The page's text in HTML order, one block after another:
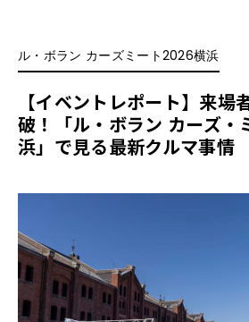
ル・ボラン カーズミート2026横浜
【イベントレポート】来場
破！「ル・ボラン カーズ・
浜」で見る最新クルマ事情